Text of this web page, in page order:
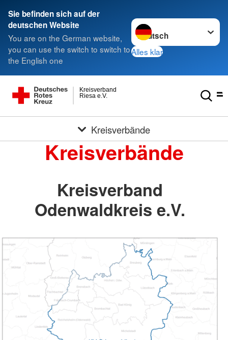
Sie befinden sich auf der
deutschen Website
You are on the German website,
you can use the switch to switch to
the English one
Sprache wechseln zu
Alles klar
Riesa e.V.
Kreisverband
Kreisverbände
Kreisverbände
Kreisverband
Odenwaldkreis e.V.